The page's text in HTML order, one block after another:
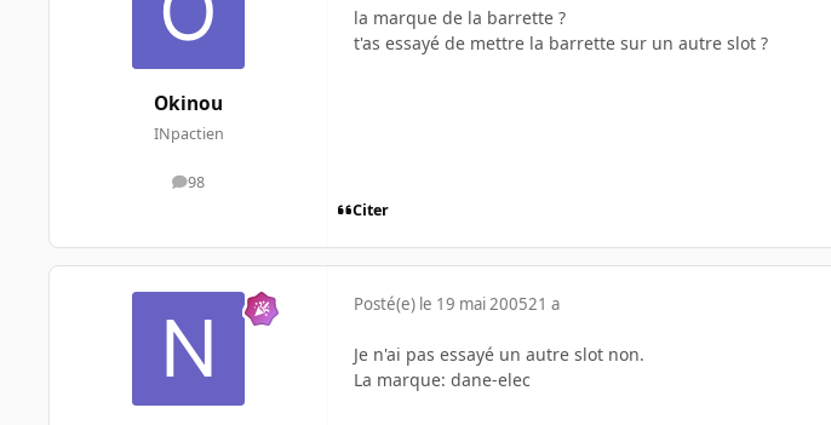
Okinou
INpactien
98
messages
la marque de la barrette ?
t'as essayé de mettre la barrette sur un autre slot ?
Citer
Posté(e) le 19 mai 200521 a
Je n'ai pas essayé un autre slot non.
La marque: dane-elec